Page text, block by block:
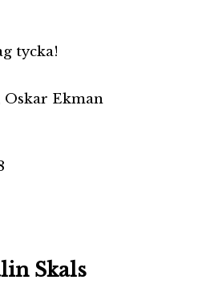
tycka!
Oskar Ekman
Skals